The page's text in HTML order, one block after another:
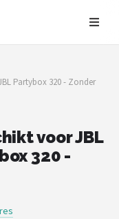
Partybox 320 - Zonder
voor JBL
320 -